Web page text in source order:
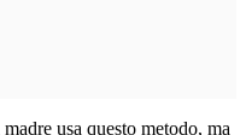
usa questo metodo, ma